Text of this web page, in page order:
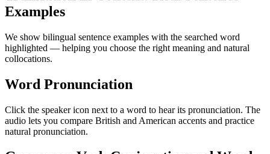
Examples
We show bilingual sentence examples with the searched word
highlighted — helping you choose the right meaning and natural
collocations.
Word Pronunciation
Click the speaker icon next to a word to hear its pronunciation. The
audio lets you compare British and American accents and practice
natural pronunciation.